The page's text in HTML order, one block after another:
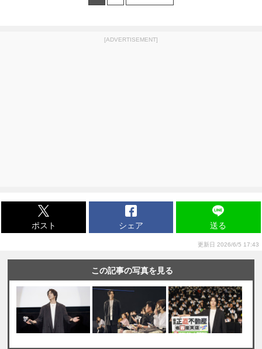
[ADVERTISEMENT]
ポスト シェア 送る
更新日 2026/6/5 17:43
この記事の写真を見る